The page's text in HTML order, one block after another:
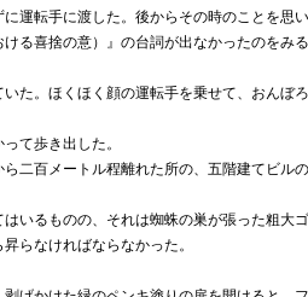
運転手に渡した。後からその時のことを思
る喜捨の意）』の台詞が出なかったのをみ
た。ほくほく顔の運転手を乗せて、おんぼ
て歩き出した。
二百メートル程離れた所の、五階建てビル
いるものの、それは蜘蛛の巣が張った粗大
らなければならなかった。